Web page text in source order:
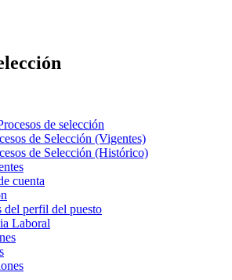
de selección
de Selección (Vigentes)
de Selección (Histórico)
cuenta
del perfil del puesto
Laboral